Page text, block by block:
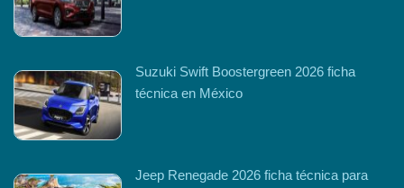
Suzuki Swift Boostergreen 2026 ficha
técnica en México
Jeep Renegade 2026 ficha técnica para